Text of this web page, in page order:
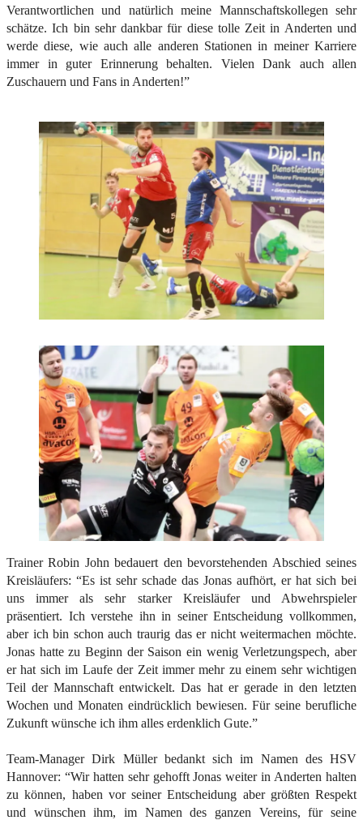
Verantwortlichen und natürlich meine Mannschaftskollegen sehr
schätze. Ich bin sehr dankbar für diese tolle Zeit in Anderten und
werde diese, wie auch alle anderen Stationen in meiner Karriere
immer in guter Erinnerung behalten. Vielen Dank auch allen
Zuschauern und Fans in Anderten!”
Trainer Robin John bedauert den bevorstehenden Abschied seines
Kreisläufers: “Es ist sehr schade das Jonas aufhört, er hat sich bei
uns immer als sehr starker Kreisläufer und Abwehrspieler
präsentiert. Ich verstehe ihn in seiner Entscheidung vollkommen,
aber ich bin schon auch traurig das er nicht weitermachen möchte.
Jonas hatte zu Beginn der Saison ein wenig Verletzungspech, aber
er hat sich im Laufe der Zeit immer mehr zu einem sehr wichtigen
Teil der Mannschaft entwickelt. Das hat er gerade in den letzten
Wochen und Monaten eindrücklich bewiesen. Für seine berufliche
Zukunft wünsche ich ihm alles erdenklich Gute.”
Team-Manager Dirk Müller bedankt sich im Namen des HSV
Hannover: “Wir hatten sehr gehofft Jonas weiter in Anderten halten
zu können, haben vor seiner Entscheidung aber größten Respekt
und wünschen ihm, im Namen des ganzen Vereins, für seine